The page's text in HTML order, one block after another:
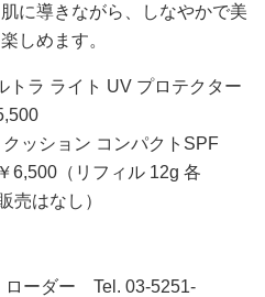
に導きながら、しなやかで美
しめます。
トラ ライト UV プロテクター
ッション コンパクトSPF
6,500（リフィル 12g 各
売はなし）
ローダー Tel. 03-5251-